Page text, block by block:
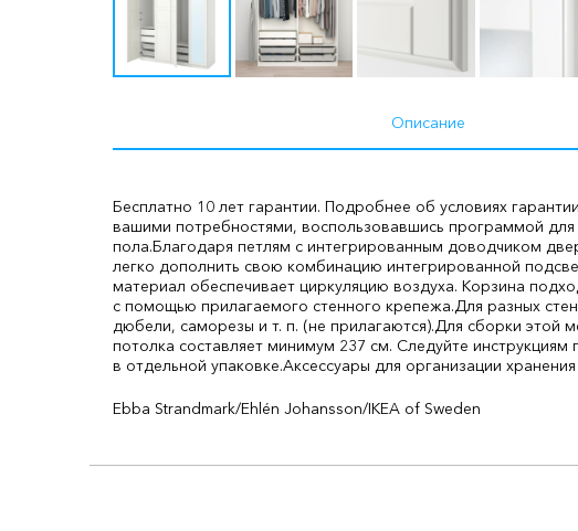
Описание
Бесплатно 10 лет гарантии. Подробнее об условиях
вашими потребностями, воспользовавшись программой
пола.Благодаря петлям с интегрированным доводчиком
легко дополнить свою комбинацию интегрированной
материал обеспечивает циркуляцию воздуха. Корзина
с помощью прилагаемого стенного крепежа.Для разных
дюбели, саморезы и т. п. (не прилагаются).Для сборки этой
потолка составляет минимум 237 см. Следуйте инструкциям
в отдельной упаковке.Аксессуары для организации
Ebba Strandmark/Ehlén Johansson/IKEA of Sweden